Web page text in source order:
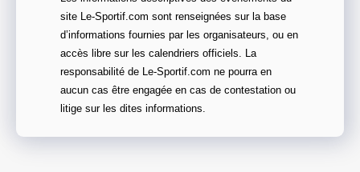
site Le-Sportif.com sont renseignées sur la base
d’informations fournies par les organisateurs, ou en
accès libre sur les calendriers officiels. La
responsabilité de Le-Sportif.com ne pourra en
aucun cas être engagée en cas de contestation ou
litige sur les dites informations.